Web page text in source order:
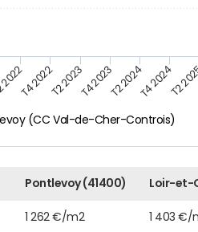
(CC Val-de-Cher-Controis)
T4 2022T2 2023T4 2023T2 2024T4 2024T2
Pontlevoy (41400) Loir-et-
1 262 €/m2 1 403 €/